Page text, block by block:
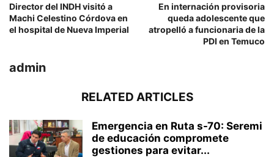
Director del INDH visitó a
Machi Celestino Córdova en
el hospital de Nueva Imperial
En internación provisoria
queda adolescente que
atropelló a funcionaria de la
PDI en Temuco
admin
RELATED ARTICLES
Emergencia en Ruta s-70: Seremi
de educación compromete
gestiones para evitar...